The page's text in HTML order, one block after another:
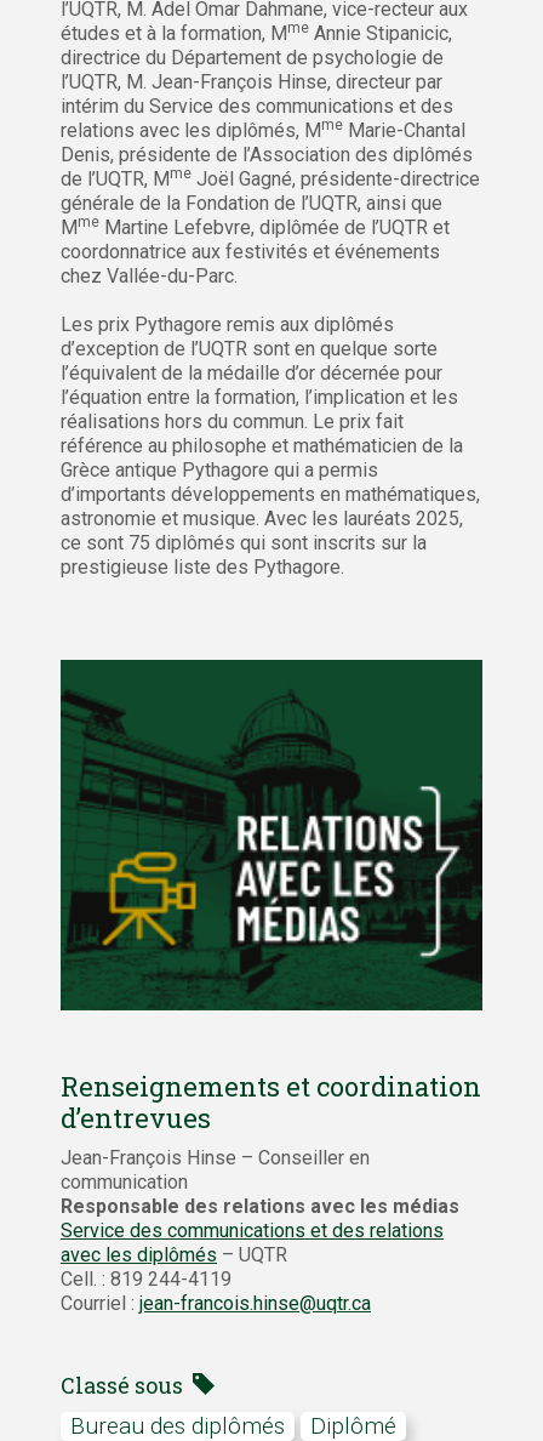
l’UQTR, M. Adel Omar Dahmane, vice-recteur aux
études et à la formation, Mme Annie Stipanicic,
directrice du Département de psychologie de
l’UQTR, M. Jean-François Hinse, directeur par
intérim du Service des communications et des
relations avec les diplômés, Mme Marie-Chantal
Denis, présidente de l’Association des diplômés
de l’UQTR, Mme Joël Gagné, présidente-directrice
générale de la Fondation de l’UQTR, ainsi que
Mme Martine Lefebvre, diplômée de l’UQTR et
coordonnatrice aux festivités et événements
chez Vallée-du-Parc.
Les prix Pythagore remis aux diplômés
d’exception de l’UQTR sont en quelque sorte
l’équivalent de la médaille d’or décernée pour
l’équation entre la formation, l’implication et les
réalisations hors du commun. Le prix fait
référence au philosophe et mathématicien de la
Grèce antique Pythagore qui a permis
d’importants développements en mathématiques,
astronomie et musique. Avec les lauréats 2025,
ce sont 75 diplômés qui sont inscrits sur la
prestigieuse liste des Pythagore.
Renseignements et coordination
d’entrevues
Jean-François Hinse – Conseiller en
communication
Responsable des relations avec les médias
Service des communications et des relations
avec les diplômés – UQTR
Cell. : 819 244-4119
Courriel : jean-francois.hinse@uqtr.ca
Classé sous
bureau des diplômés
Diplômé